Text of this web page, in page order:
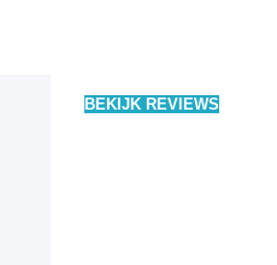
BEKIJK REVIEWS